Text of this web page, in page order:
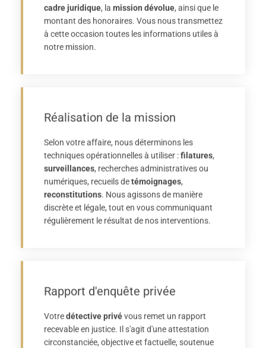
cadre juridique, la mission dévolue, ainsi que le
montant des honoraires. Vous nous transmettez
à cette occasion toutes les informations utiles à
notre mission.
Réalisation de la mission
Selon votre affaire, nous déterminons les
techniques opérationnelles à utiliser :filatures,
surveillances, recherches administratives ou
numériques, recueils detémoignages,
reconstitutions. Nous agissons de manière
discrète et légale, tout en vous communiquant
régulièrement le résultat de nos interventions.
Rapport d'enquête privée
Votredétective privévous remet un rapport
recevable en justice. Il s'agit d'une attestation
circonstanciée, objective et factuelle, soutenue